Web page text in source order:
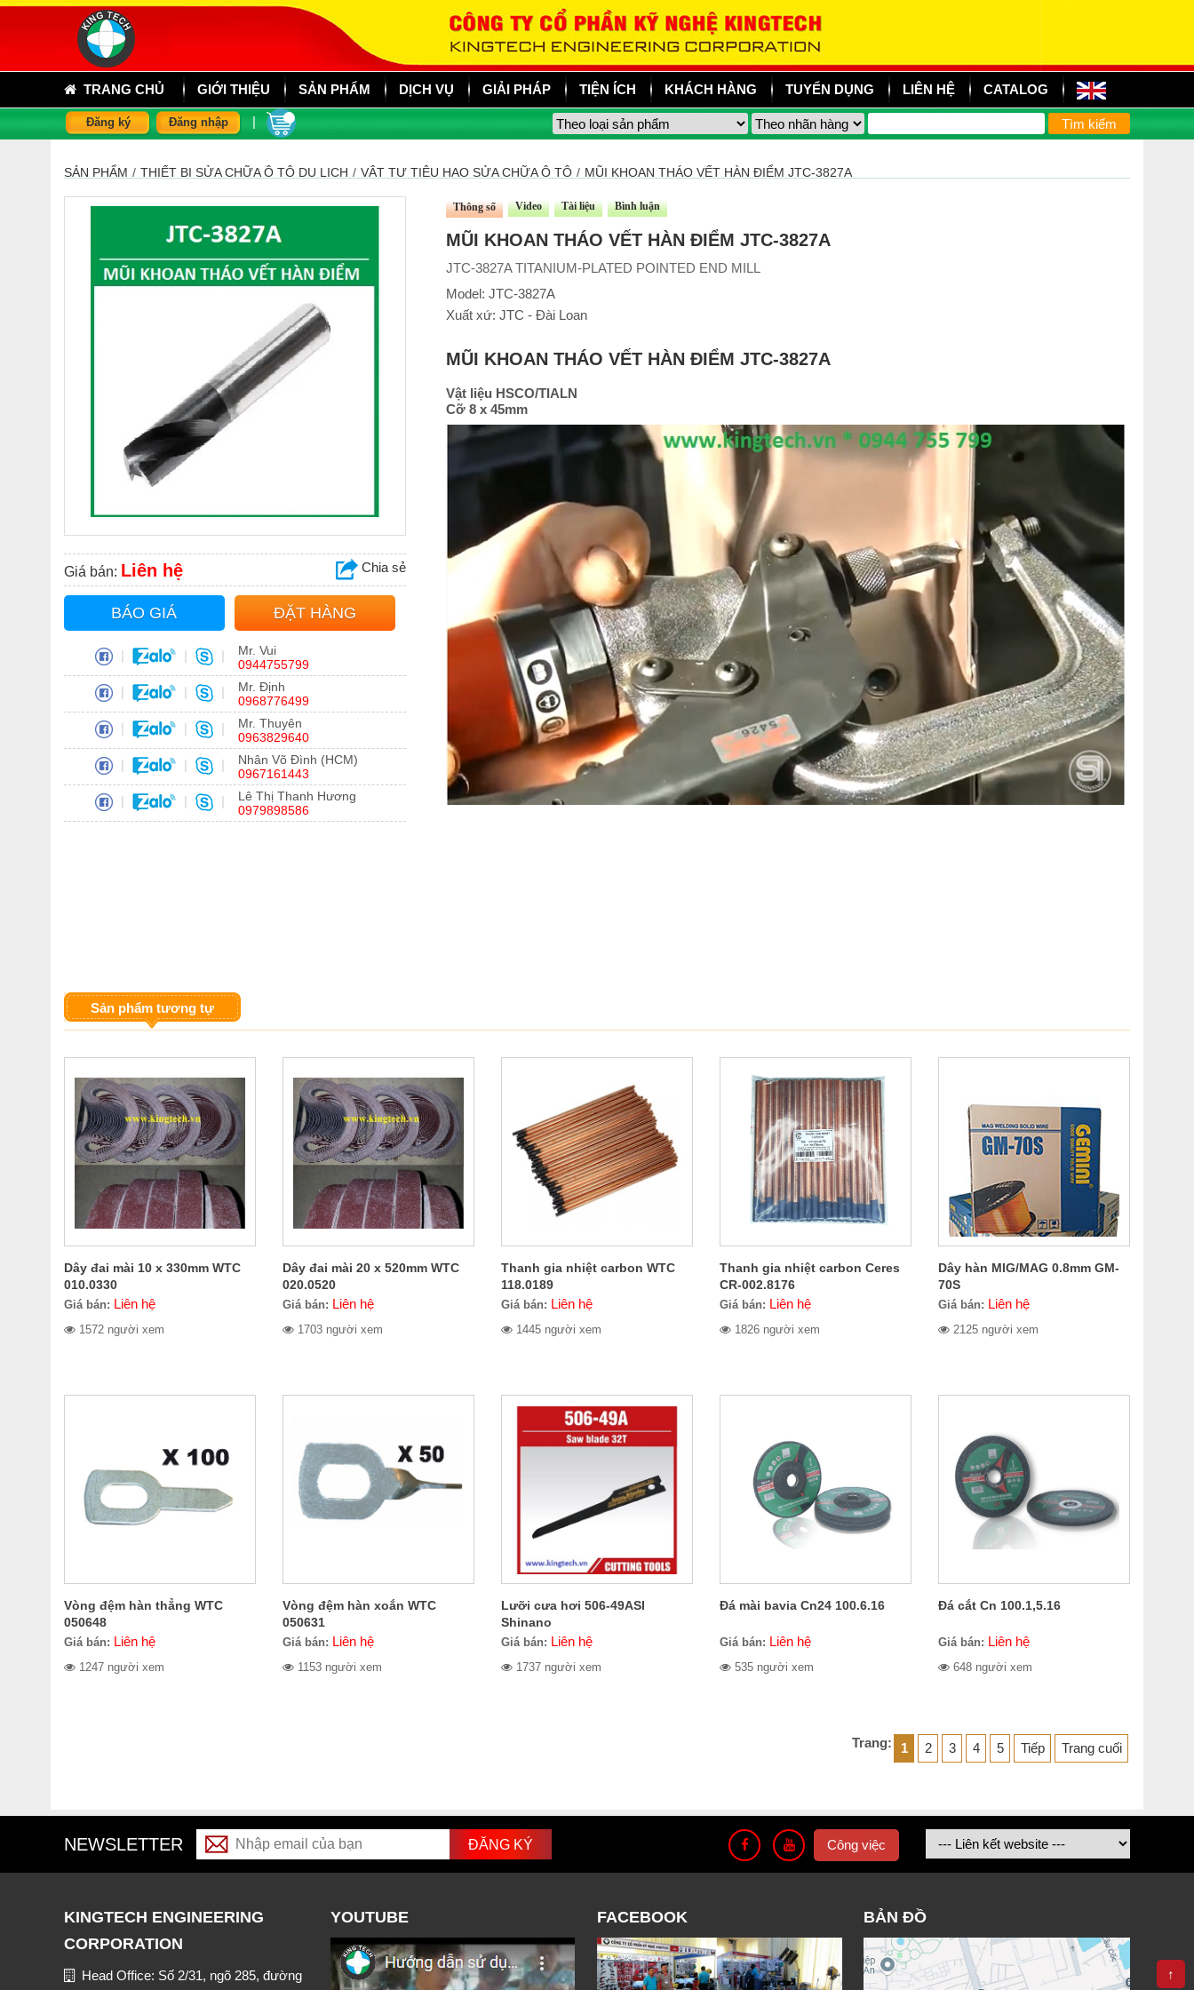
TRANG CHỦ GIỚI THIỆU SẢN PHẨM DỊCH VỤ GIẢI PHÁP TIỆN ÍCH KHÁCH HÀNG TUYỂN DỤNG LIÊN HỆ CATALOG
Đăng ký Đăng nhập
SẢN PHẨM / THIẾT BỊ SỬA CHỮA Ô TÔ DU LỊCH / VẬT TƯ TIÊU HAO SỬA CHỮA Ô TÔ / MŨI KHOAN THÁO VẾT HÀN ĐIỂM JTC-3827A
Giá bán: Liên hệ Chia sẻ
BÁO GIÁ ĐẶT HÀNG
| | |
Mr. Vui
0944755799
| | |
Mr. Định
0968776499
| | |
Mr. Thuyên
0963829640
| | |
Nhân Võ Đình (HCM)
0967161443
| | |
Lê Thị Thanh Hương
0979898586
Thông số Video Tài liệu Bình luận
MŨI KHOAN THÁO VẾT HÀN ĐIỂM JTC-3827A
JTC-3827A TITANIUM-PLATED POINTED END MILL
Model: JTC-3827A
Xuất xứ: JTC - Đài Loan
MŨI KHOAN THÁO VẾT HÀN ĐIỂM JTC-3827A
Vật liệu HSCO/TIALN
Cỡ 8 x 45mm
Sản phẩm tương tự
Dây đai mài 10 x 330mm WTC
010.0330
Giá bán: Liên hệ
1572 người xem
Dây đai mài 20 x 520mm WTC
020.0520
Giá bán: Liên hệ
1703 người xem
Thanh gia nhiệt carbon WTC
118.0189
Giá bán: Liên hệ
1445 người xem
Thanh gia nhiệt carbon Ceres
CR-002.8176
Giá bán: Liên hệ
1826 người xem
Dây hàn MIG/MAG 0.8mm GM-
70S
Giá bán: Liên hệ
2125 người xem
Vòng đệm hàn thẳng WTC
050648
Giá bán: Liên hệ
1247 người xem
Vòng đệm hàn xoắn WTC
050631
Giá bán: Liên hệ
1153 người xem
Lưỡi cưa hơi 506-49ASI
Shinano
Giá bán: Liên hệ
1737 người xem
Đá mài bavia Cn24 100.6.16
Giá bán: Liên hệ
535 người xem
Đá cắt Cn 100.1,5.16
Giá bán: Liên hệ
648 người xem
Trang: 1 2 3 4 5 Tiếp Trang cuối
NEWSLETTER Công việc
KINGTECH ENGINEERING
CORPORATION
Head Office: Số 2/31, ngõ 285, đường
YOUTUBE FACEBOOK BẢN ĐỒ
↑